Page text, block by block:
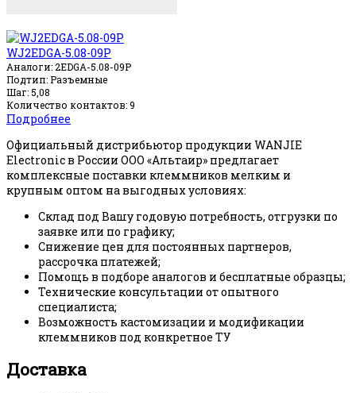
WJ2EDGA-5.08-09P
Аналоги: 2EDGA-5.08-09P
Подтип: Разъемные
Шаг: 5,08
Количество контактов: 9
Подробнее
Официальный дистрибьютор продукции WANJIE
Electronic в России ООО «Альтаир» предлагает
комплексные поставки клеммников мелким и
крупным оптом на выгодных условиях:
Склад под Вашу годовую потребность, отгрузки по
заявке или по графику;
Снижение цен для постоянных партнеров,
рассрочка платежей;
Помощь в подборе аналогов и бесплатные образцы;
Технические консультации от опытного
специалиста;
Возможность кастомизации и модификации
клеммников под конкретное ТУ
Доставка